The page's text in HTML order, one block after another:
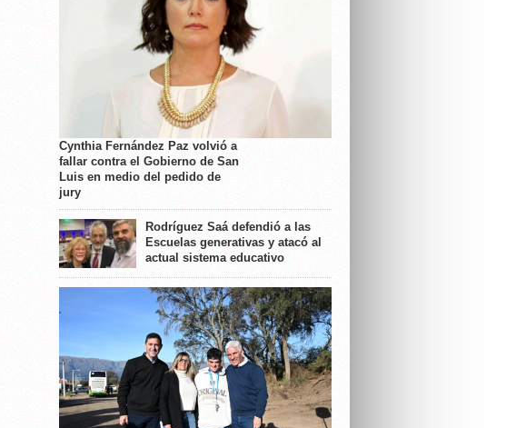
Cynthia Fernández Paz volvió a
fallar contra el Gobierno de San
Luis en medio del pedido de
jury
Rodríguez Saá defendió a las
Escuelas generativas y atacó al
actual sistema educativo